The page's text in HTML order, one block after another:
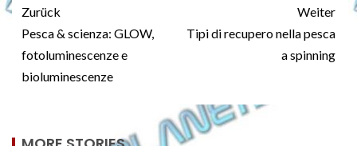
Zurück
Pesca & scienza: GLOW,
fotoluminescenze e
bioluminescenze
Weiter
Tipi di recupero nella pesca
a spinning